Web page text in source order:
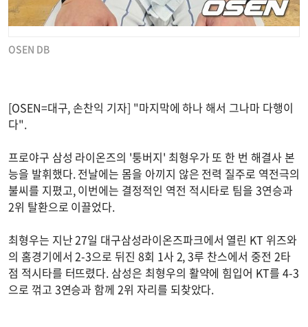
OSEN DB
[OSEN=대구, 손찬익 기자] "마지막에 하나 해서 그나마 다행이
다".
프로야구 삼성 라이온즈의 '퉁버지' 최형우가 또 한 번 해결사 본
능을 발휘했다. 전날에는 몸을 아끼지 않은 전력 질주로 역전극의
불씨를 지폈고, 이번에는 결정적인 역전 적시타로 팀을 3연승과
2위 탈환으로 이끌었다.
최형우는 지난 27일 대구삼성라이온즈파크에서 열린 KT 위즈와
의 홈경기에서 2-3으로 뒤진 8회 1사 2, 3루 찬스에서 중전 2타
점 적시타를 터뜨렸다. 삼성은 최형우의 활약에 힘입어 KT를 4-3
으로 꺾고 3연승과 함께 2위 자리를 되찾았다.